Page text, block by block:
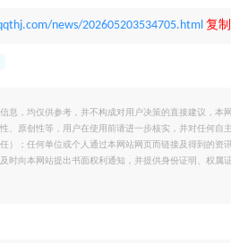
news/202605203534705.html 复
息，均仅供参考，并不构成对用户决策的直接建议，
、原创性等，用户在使用前请进一步核实，并对任何
）；任何单位或个人通过本网站网页而链接及得到的
时向本网站提出书面权利通知，并提供身份证明、权